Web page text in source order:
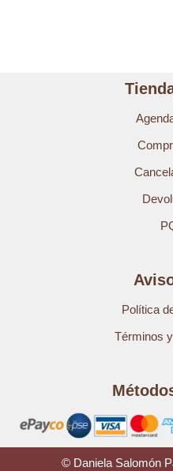
Política
Términos
© Daniela Salomón